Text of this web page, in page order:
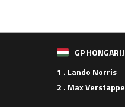
GP
1 . Lando Norris
2 . Max